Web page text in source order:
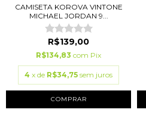
CAMISETA KOROVA VINTONE
MICHAEL JORDAN 9...
R$139,00
R$134,83 com Pix
4 x de R$34,75 sem juros
COMPRAR